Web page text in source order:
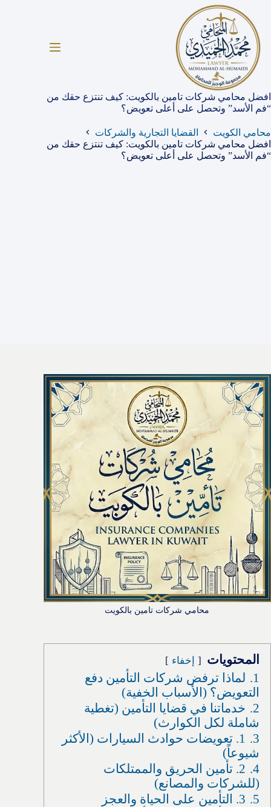
المحتوى
افضل محامي شركات تامين بالكويت: كيف تنتزع حقك من
“فم الأسد” وتحصل على أعلى تعويض؟
محامي الكويت
القضايا التجارية والشركات
افضل محامي شركات تامين بالكويت: كيف تنتزع حقك من
“فم الأسد” وتحصل على أعلى تعويض؟
محامي شركات تامين بالكويت
المحتويات إخفاء
1.
لماذا ترفض شركات التأمين دفع
التعويض؟ (الأسباب الخفية)
2.
خدماتنا في قضايا التأمين (تغطية
شاملة لكل الكوارث)
3.
1. تعويضات حوادث السيارات (الأكثر
شيوعاً)
4.
2. تأمين الحريق والممتلكات
(للشركات والمصانع)
5.
3. التأمين على الحياة والعجز